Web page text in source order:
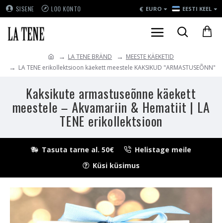
SISENE LOO KONTO € EURO EESTI KEEL
LA TENE BRÄND
MEESTE KÄEKETID
LA TENE erikollektsioon käekett meestele KAKSIKUD "ARMASTUSEÕNN"
Kaksikute armastuseõnne käekett
meestele – Akvamariin & Hematiit | LA
TENE erikollektsioon
Tasuta tarne al. 50€
Helistage meile
Küsi küsimus